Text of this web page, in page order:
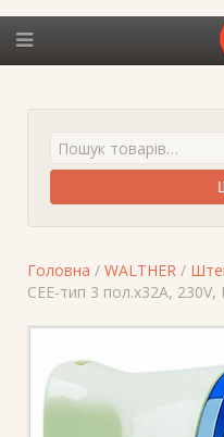
Головна / WALTHER /
СЕЕ-тип 3 пол.х32А, 230V,